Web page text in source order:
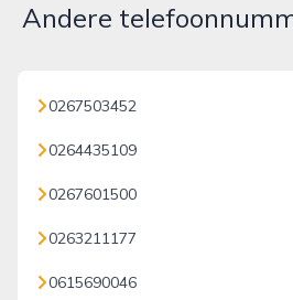
Andere
0267503452
0264435109
0267601500
0263211177
0615690046